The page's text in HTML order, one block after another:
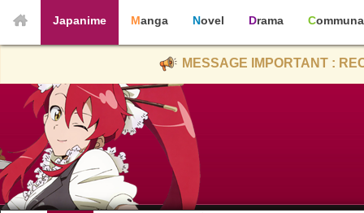
Japanime Manga Novel Drama
MESSAGE IMPORTANT :